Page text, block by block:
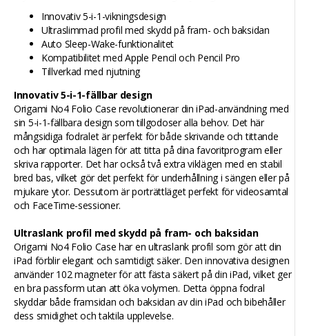
Innovativ 5-i-1-vikningsdesign
Ultraslimmad profil med skydd på fram- och baksidan
Auto Sleep-Wake-funktionalitet
Kompatibilitet med Apple Pencil och Pencil Pro
Tillverkad med njutning
Innovativ 5-i-1-fällbar design
Origami No4 Folio Case revolutionerar din iPad-användning med
sin 5-i-1-fällbara design som tillgodoser alla behov. Det här
mångsidiga fodralet är perfekt för både skrivande och tittande
och har optimala lägen för att titta på dina favoritprogram eller
skriva rapporter. Det har också två extra viklägen med en stabil
bred bas, vilket gör det perfekt för underhållning i sängen eller på
mjukare ytor. Dessutom är porträttläget perfekt för videosamtal
och FaceTime-sessioner.
Ultraslank profil med skydd på fram- och baksidan
Origami No4 Folio Case har en ultraslank profil som gör att din
iPad förblir elegant och samtidigt säker. Den innovativa designen
använder 102 magneter för att fästa säkert på din iPad, vilket ger
en bra passform utan att öka volymen. Detta öppna fodral
skyddar både framsidan och baksidan av din iPad och bibehåller
dess smidighet och taktila upplevelse.